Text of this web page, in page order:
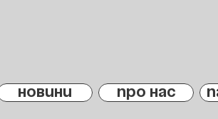
НОВИНИ ПРО НАС